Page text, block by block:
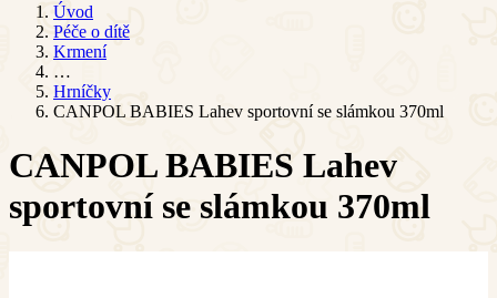
Úvod
Péče o dítě
Krmení
…
Hrníčky
CANPOL BABIES Lahev sportovní se slámkou 370ml
CANPOL BABIES Lahev
sportovní se slámkou 370ml